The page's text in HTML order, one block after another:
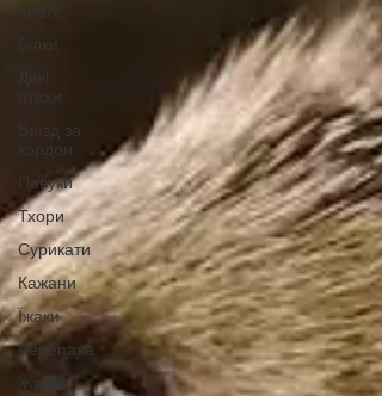
Кролі
Білки
Дикі
птахи
Виїзд за
кордон
Павуки
Тхори
Сурикати
Кажани
Їжаки
Черепаха
Жаби